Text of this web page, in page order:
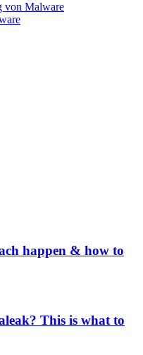
von Malware
happen & how to
This is what to